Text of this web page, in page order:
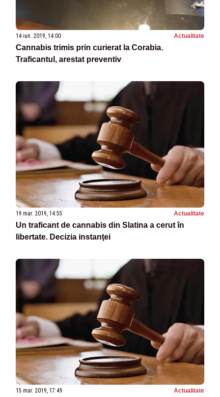
14 iun. 2019, 14:00 Actualitate
Cannabis trimis prin curierat la Corabia.
Traficantul, arestat preventiv
19 mar. 2019, 14:55 Actualitate
Un traficant de cannabis din Slatina a cerut în
libertate. Decizia instanţei
15 mar. 2019, 17:49 Actualitate